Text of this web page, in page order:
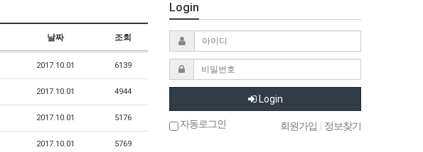
날짜 조회
2017.10.01 6139
2017.10.01 4944
2017.10.01 5176
2017.10.01 5769
Login
Login
자동로그인 회원가입 정보찾기